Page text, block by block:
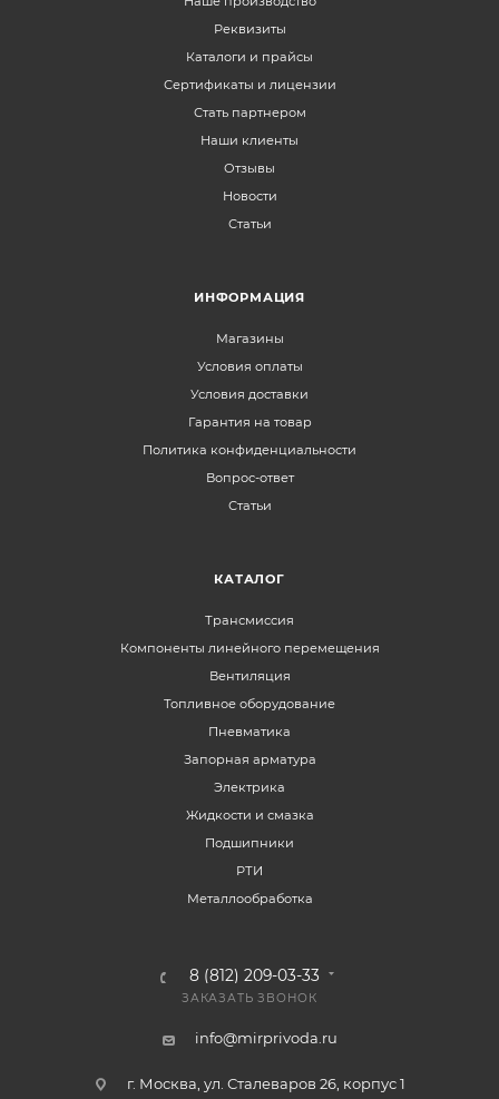
Реквизиты
Каталоги и прайсы
Сертификаты и лицензии
Стать партнером
Наши клиенты
Отзывы
Новости
Статьи
ИНФОРМАЦИЯ
Магазины
Условия оплаты
Условия доставки
Гарантия на товар
Политика конфиденциальности
Вопрос-ответ
Статьи
КАТАЛОГ
Трансмиссия
Компоненты линейного перемещения
Вентиляция
Топливное оборудование
Пневматика
Запорная арматура
Электрика
Жидкости и смазка
Подшипники
РТИ
Металлообработка
8 (812) 209-03-33
ЗАКАЗАТЬ ЗВОНОК
info@mirprivoda.ru
г. Москва, ул. Сталеваров 26, корпус 1